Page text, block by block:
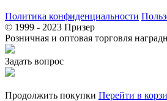
Политика конфиденциальности
© 1999 - 2023 Призер
Розничная и оптовая торговля
Задать вопрос
Продолжить покупки Перейти в